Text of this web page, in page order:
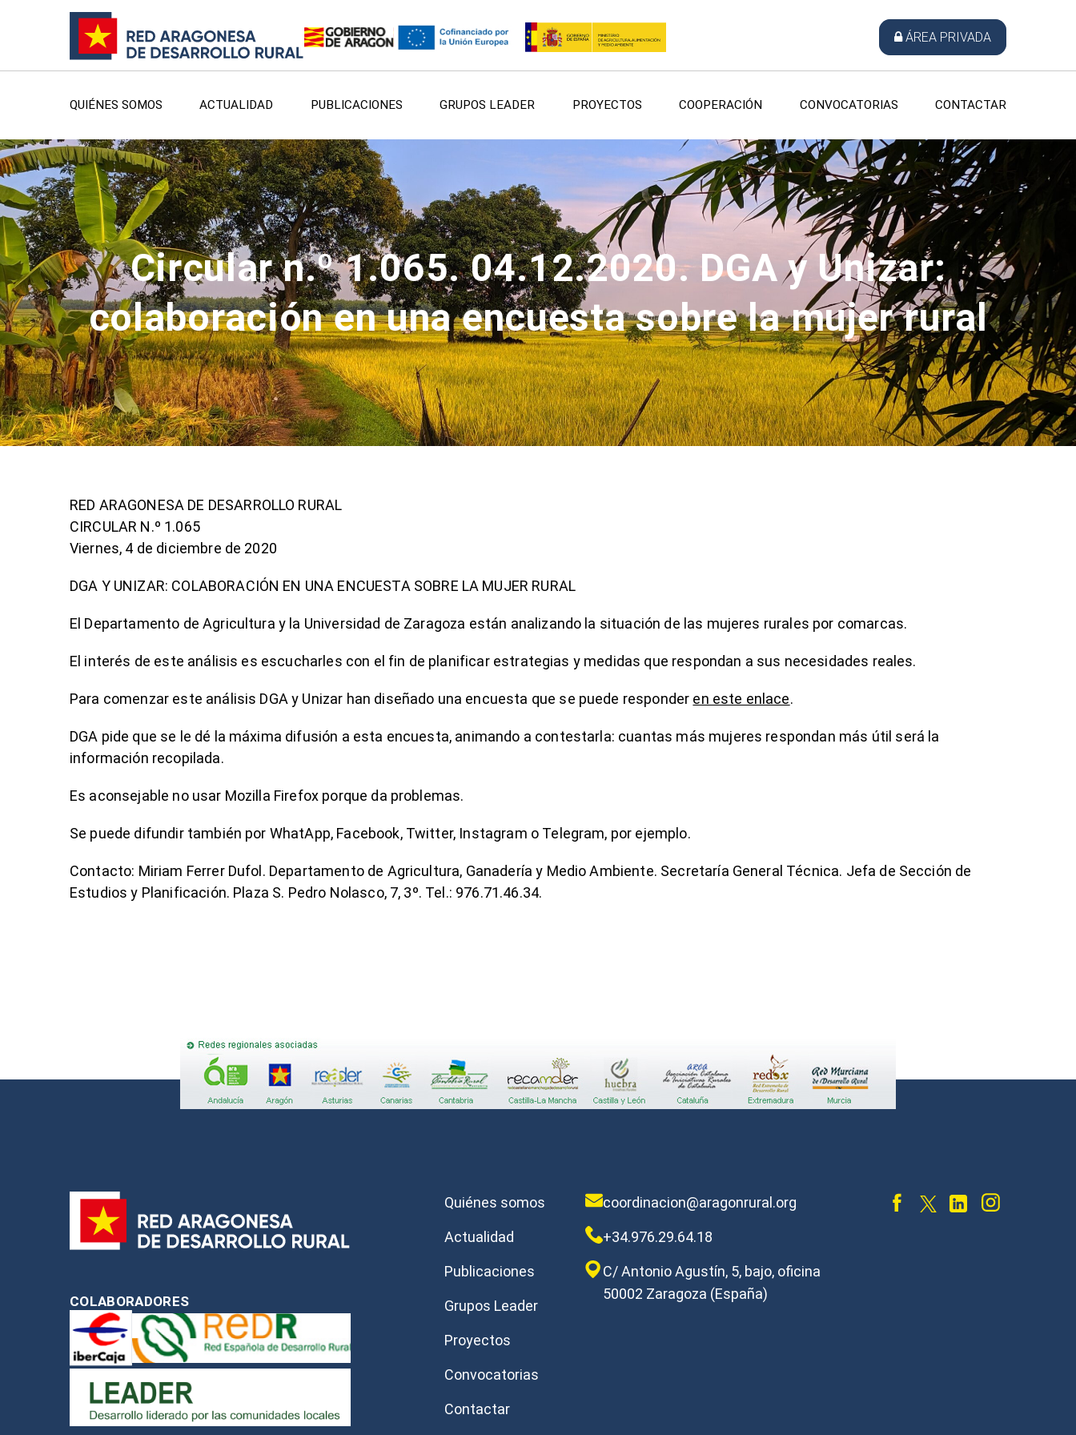
ÁREA PRIVADA
QUIÉNES SOMOS ACTUALIDAD PUBLICACIONES GRUPOS LEADER PROYECTOS COOPERACIÓN CONVOCATORIAS CONTACTAR
Circular n.º 1.065. 04.12.2020. DGA y Unizar:
colaboración en una encuesta sobre la mujer rural
RED ARAGONESA DE DESARROLLO RURAL
CIRCULAR N.º 1.065
Viernes, 4 de diciembre de 2020
DGA Y UNIZAR: COLABORACIÓN EN UNA ENCUESTA SOBRE LA MUJER RURAL
El Departamento de Agricultura y la Universidad de Zaragoza están analizando la situación de las mujeres rurales por comarcas.
El interés de este análisis es escucharles con el fin de planificar estrategias y medidas que respondan a sus necesidades reales.
Para comenzar este análisis DGA y Unizar han diseñado una encuesta que se puede responder en este enlace.
DGA pide que se le dé la máxima difusión a esta encuesta, animando a contestarla: cuantas más mujeres respondan más útil será la
información recopilada.
Es aconsejable no usar Mozilla Firefox porque da problemas.
Se puede difundir también por WhatApp, Facebook, Twitter, Instagram o Telegram, por ejemplo.
Contacto: Miriam Ferrer Dufol. Departamento de Agricultura, Ganadería y Medio Ambiente. Secretaría General Técnica. Jefa de Sección de
Estudios y Planificación. Plaza S. Pedro Nolasco, 7, 3º. Tel.: 976.71.46.34.
COLABORADORES
Quiénes somos
Actualidad
Publicaciones
Grupos Leader
Proyectos
Convocatorias
Contactar
coordinacion@aragonrural.org
+34.976.29.64.18
C/ Antonio Agustín, 5, bajo, oficina
50002 Zaragoza (España)